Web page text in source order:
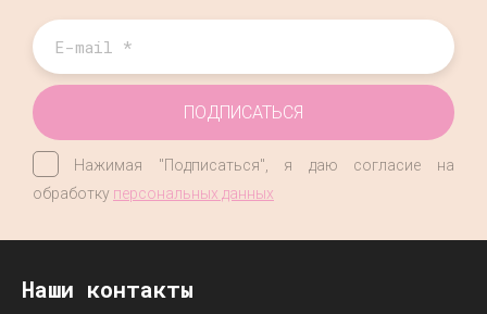
Нажимая "Подписаться", я даю согласие на
обработку персональных данных
ПОДПИСАТЬСЯ
Наши контакты